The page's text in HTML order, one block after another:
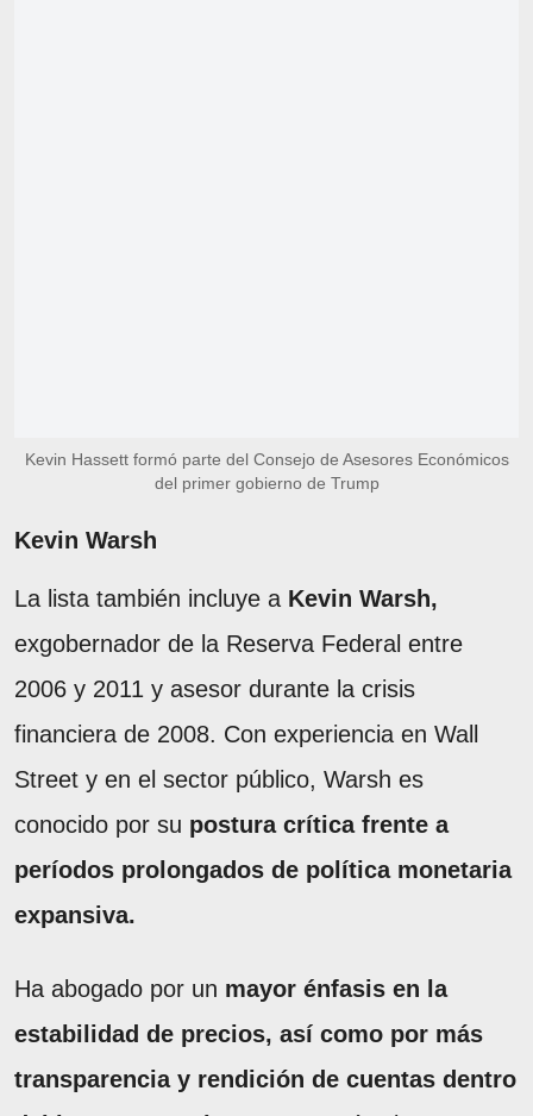
Kevin Hassett formó parte del Consejo de Asesores Económicos
del primer gobierno de Trump
Kevin Warsh
La lista también incluye a Kevin Warsh,
exgobernador de la Reserva Federal entre
2006 y 2011 y asesor durante la crisis
financiera de 2008. Con experiencia en Wall
Street y en el sector público, Warsh es
conocido por su postura crítica frente a
períodos prolongados de política monetaria
expansiva.
Ha abogado por un mayor énfasis en la
estabilidad de precios, así como por más
transparencia y rendición de cuentas dentro